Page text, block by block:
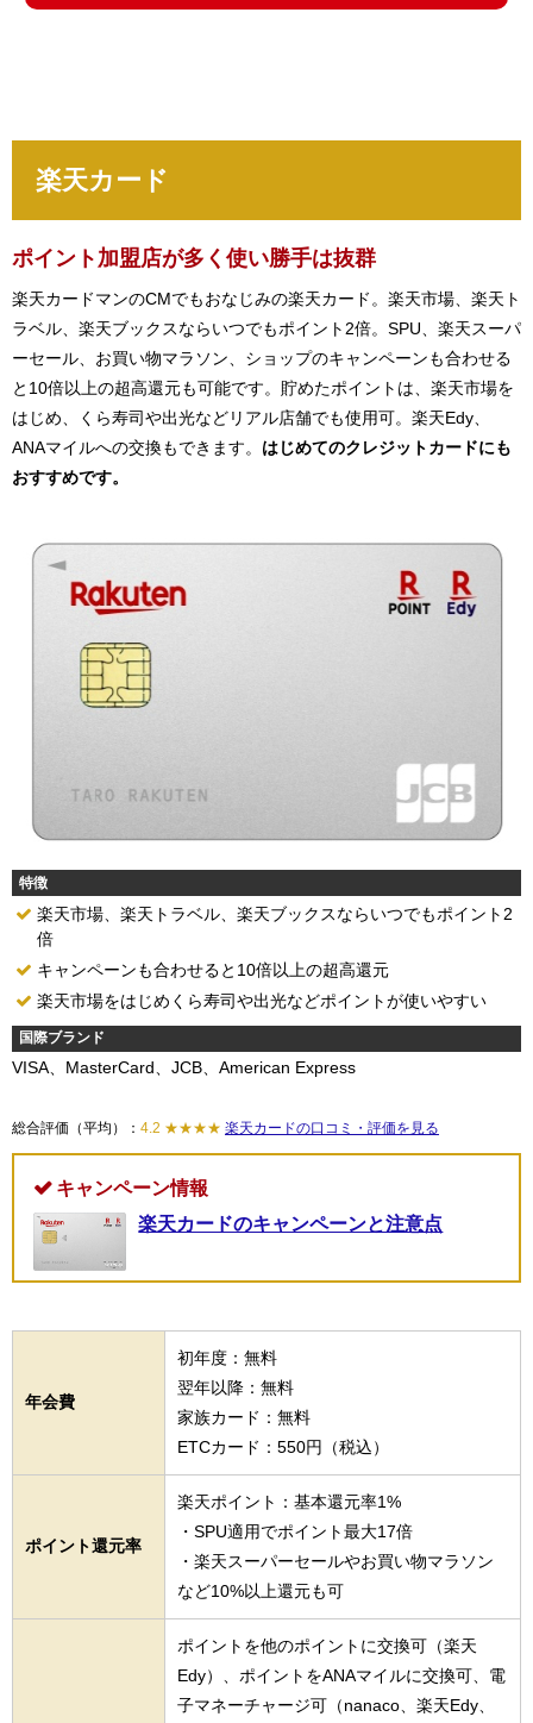
楽天カード
ポイント加盟店が多く使い勝手は抜群
楽天カードマンのCMでもおなじみの楽天カード。楽天市場、楽天ト
ラベル、楽天ブックスならいつでもポイント2倍。SPU、楽天スーパ
ーセール、お買い物マラソン、ショップのキャンペーンも合わせる
と10倍以上の超高還元も可能です。貯めたポイントは、楽天市場を
はじめ、くら寿司や出光などリアル店舗でも使用可。楽天Edy、
ANAマイルへの交換もできます。 はじめてのクレジットカードにも
おすすめです。
特徴
楽天市場、楽天トラベル、楽天ブックスならいつでもポイント2
倍
キャンペーンも合わせると10倍以上の超高還元
楽天市場をはじめくら寿司や出光などポイントが使いやすい
国際ブランド
VISA、MasterCard、JCB、American Express
総合評価（平均）： 4.2 ★★★★ 楽天カードの口コミ・評価を見る
キャンペーン情報
楽天カードのキャンペーンと注意点
年会費
初年度：無料
翌年以降：無料
家族カード：無料
ETCカード：550円（税込）
ポイント還元率
楽天ポイント：基本還元率1%
・SPU適用でポイント最大17倍
・楽天スーパーセールやお買い物マラソン
など10%以上還元も可
ポイントを他のポイントに交換可（楽天
Edy）、ポイントをANAマイルに交換可、電
子マネーチャージ可（nanaco、楽天Edy、